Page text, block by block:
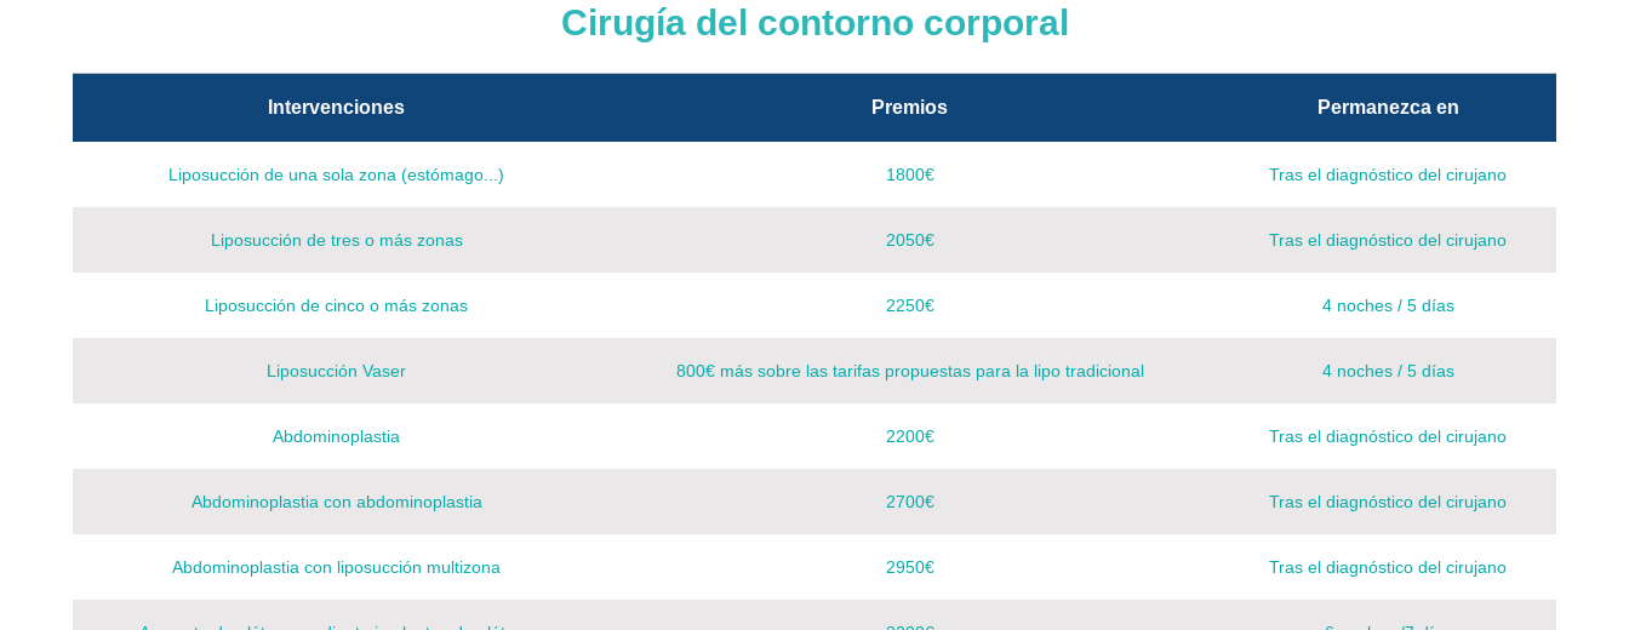
Cirugía del contorno corporal
Intervenciones Premios Permanezca en
Liposucción de una sola zona (estómago...) 1800€ Tras el diagnóstico del cirujano
Liposucción de tres o más zonas 2050€ Tras el diagnóstico del cirujano
Liposucción de cinco o más zonas 2250€ 4 noches / 5 días
Liposucción Vaser 800€ más sobre las tarifas propuestas para la lipo tradicional 4 noches / 5 días
Abdominoplastia 2200€ Tras el diagnóstico del cirujano
Abdominoplastia con abdominoplastia 2700€ Tras el diagnóstico del cirujano
Abdominoplastia con liposucción multizona 2950€ Tras el diagnóstico del cirujano